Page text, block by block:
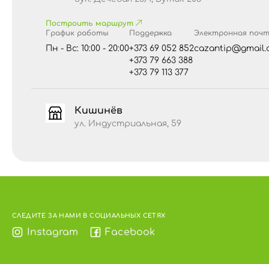
• сахара – 38 г
Пищевые волокна:7 г
Белки: 2,18 г
относительной влажности воздуха не
Важно!
Детям употреблять в пищу только в
Построить маршрут
График работы
Пн - Вс: 10:00 - 20:00
Поддержка
+373 69 052 852
+373 79 663 388
+373 79 113 377
Электронная
Кишинёв
ул. Индустриальная, 59
СЛЕДИТЕ ЗА НАМИ В СОЦИАЛЬНЫХ СЕТЯХ
Instagram Facebook